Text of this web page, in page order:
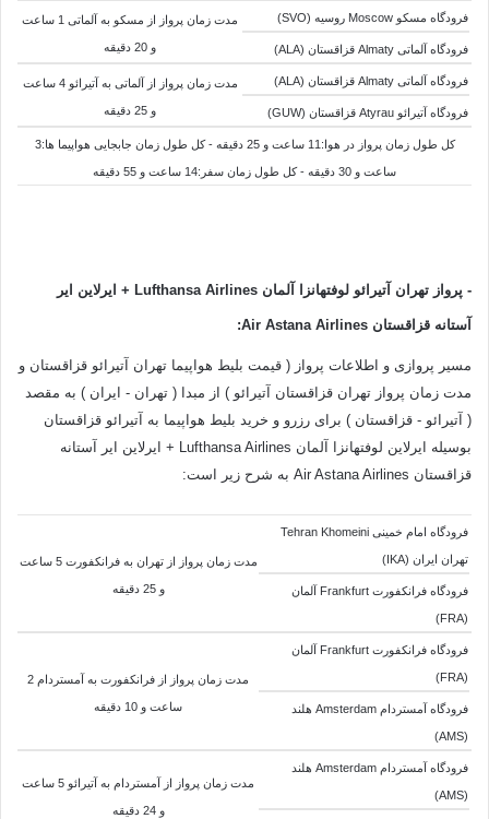
فرودگاه مسکو Moscow روسیه (SVO) مدت زمان پرواز از مسکو به آلماتی 1 ساعت
و 20 دقیقه فرودگاه آلماتی Almaty قزاقستان (ALA)
فرودگاه آلماتی Almaty قزاقستان (ALA) مدت زمان پرواز ازآلماتی به آتیرائو 4 ساعت
و 25 دقیقه فرودگاه آتیرائو Atyrau قزاقستان (GUW)
کل طول زمان پرواز در هوا:11 ساعت و 25 دقیقه - کل طول زمان جابجایی هواپیما ها:3
ساعت و 30 دقیقه - کل طول زمان سفر:14 ساعت و 55 دقیقه
- پرواز تهران آتیرائو لوفتهانزا آلمان Lufthansa Airlines
+ ایرلاین ایر
آستانه قزاقستان Air Astana Airlines:
مسیر پروازی و اطلاعات پرواز ( قیمت بلیط هواپیما تهران آتیرائو قزاقستان و
مدت زمان پرواز تهران قزاقستان آتیرائو ) از مبدا ( تهران - ایران ) به مقصد
( آتیرائو - قزاقستان ) برای رزرو و خرید بلیط هواپیما به آتیرائو قزاقستان
بوسیله ایرلاین لوفتهانزا آلمان Lufthansa Airlines + ایرلاین ایر آستانه
قزاقستان Air Astana Airlines به شرح زیر است:
فرودگاه امام خمینی Tehran Khomeini
تهران ایران (IKA) مدت زمان پرواز از تهران به فرانکفورت 5 ساعت
و 25 دقیقه فرودگاه فرانکفورت Frankfurt آلمان
(FRA)
فرودگاه فرانکفورت Frankfurt آلمان
(FRA) مدت زمان پرواز از فرانکفورت به آمستردام 2
ساعت و 10 دقیقه فرودگاه آمستردام Amsterdam هلند
(AMS)
فرودگاه آمستردام Amsterdam هلند
(AMS)
مدت زمان پرواز از آمستردام به آتیرائو 5 ساعت
و 24 دقیقه